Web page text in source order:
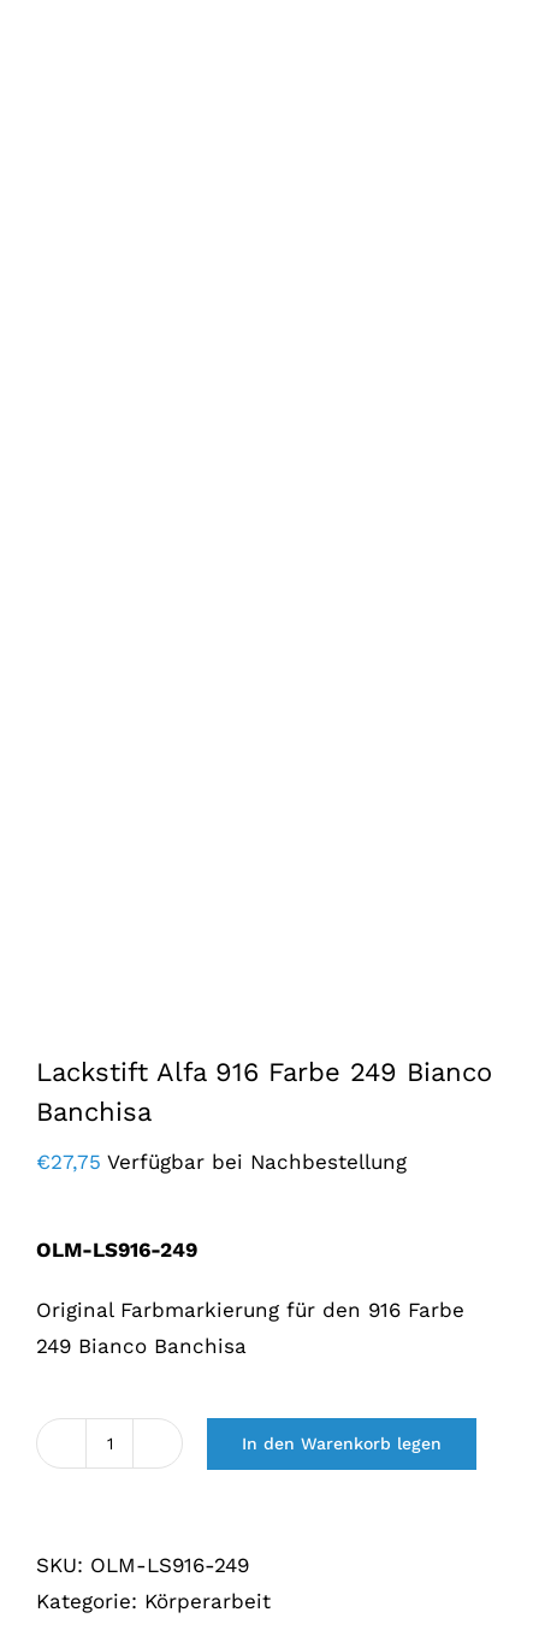
Lackstift Alfa 916 Farbe 249 Bianco
Banchisa
€27,75 Verfügbar bei Nachbestellung
OLM-LS916-249
Original Farbmarkierung für den 916 Farbe
249 Bianco Banchisa
Lakstift
kleur
249
In den Warenkorb legen
SKU: OLM-LS916-249
Kategorie: Körperarbeit